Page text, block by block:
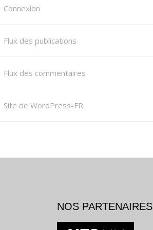
Connexion
Flux des publications
Flux des commentaires
Site de WordPress-FR
NOS PARTENAIRES